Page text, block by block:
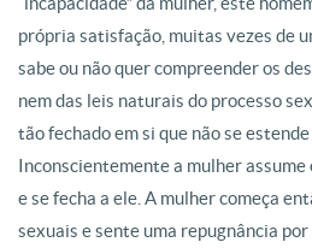
própria satisfação, muitas vezes de
sabe ou não quer compreender os
nem das leis naturais do processo
tão fechado em si que não se estende
Inconscientemente a mulher
e se fecha a ele. A mulher começa
sexuais e sente uma repugnância